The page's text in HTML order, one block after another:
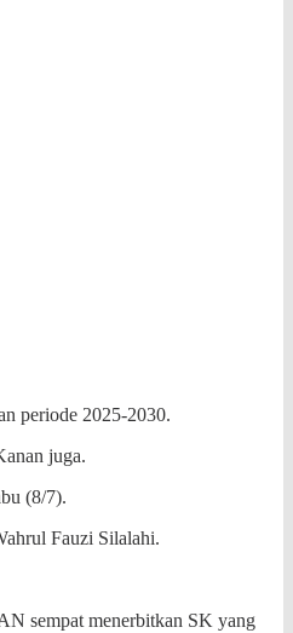
periode 2025-2030.
juga.
(8/7).
Fauzi Silalahi.
sempat menerbitkan SK yang